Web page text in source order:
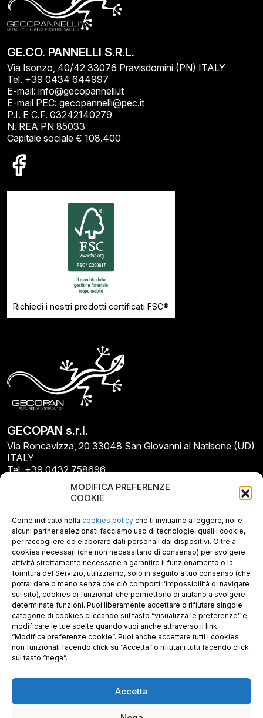
MODIFICA PREFERENZE
COOKIE
Come indicato nella cookies policy che ti invitiamo a leggere, noi e
alcuni partner selezionati facciamo uso di tecnologie, quali i cookie,
per raccogliere ed elaborare dati personali dai dispositivi. Oltre a
cookies necessari (che non necessitano di consenso) per svolgere
attività strettamente necessarie a garantire il funzionamento o la
fornitura del Servizio, utilizziamo, solo in seguito a tuo consenso (che
potrai dare o meno senza che ciò comporti l’impossibilità di navigare
sul sito), cookies di funzionali che permettono di aiutano a svolgere
determinate funzioni. Puoi liberamente accettare o rifiutare singole
categorie di cookies cliccando sul tasto “visualizza le preferenze” e
modificare le tue scelte quando vuoi anche attraverso il link
“Modifica preferenze cookie”. Puoi anche accettare tutti i cookies
non funzionali facendo click su “Accetta” o rifiutarli tutti facendo click
sul tasto “nega”.
Accetta
GE.CO. PANNELLI S.R.L.
Via Isonzo, 40/42 33076 Pravisdomini (PN) ITALY
Tel. +39 0434 644997
E-mail: info@gecopannelli.it
E-mail PEC: gecopannelli@pec.it
P.I. E C.F. 03242140279
N. REA PN 85033
Capitale sociale € 108.400
Richiedi i nostri prodotti certificati FSC®
GECOPAN s.r.l.
Via Roncavizza, 20 33048 San Giovanni al Natisone (UD)
ITALY
Tel. +39 0432 758696
E-mail: info@gecopan.it
E-mail PEC: gecopan@pec.it
P.I. E C.F. 02487660306
N. REA UD 264834
Capitale sociale € 30.000
Richiedi i nostri prodotti certificati FSC®